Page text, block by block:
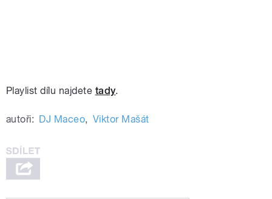
Playlist dílu najdete tady.
autoři: DJ Maceo, Viktor Mašát